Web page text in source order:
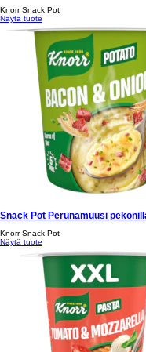
Knorr Snack Pot
Näytä tuote
Snack Pot Perunamuusi
Knorr Snack Pot
Näytä tuote